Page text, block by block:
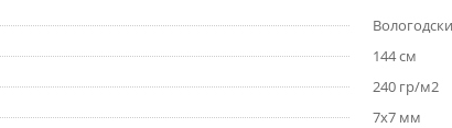
144 см
240 гр/м2
7х7 мм